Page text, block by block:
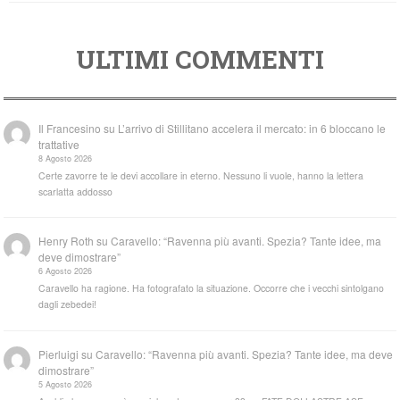
ULTIMI COMMENTI
Il Francesino su L’arrivo di Stillitano accelera il mercato: in 6 bloccano le
trattative
8 Agosto 2026
Certe zavorre te le devi accollare in eterno. Nessuno li vuole, hanno la lettera
scarlatta addosso
Henry Roth suCaravello: “Ravenna più avanti. Spezia? Tante idee, ma
deve dimostrare”
6 Agosto 2026
Caravello ha ragione. Ha fotografato la situazione. Occorre che i vecchi sintolgano
dagli zebedei!
Pierluigi suCaravello: “Ravenna più avanti. Spezia? Tante idee, ma deve
dimostrare”
5 Agosto 2026